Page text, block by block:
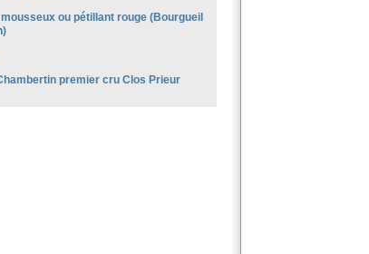
ou pétillant rouge (Bourgueil
premier cru Clos Prieur